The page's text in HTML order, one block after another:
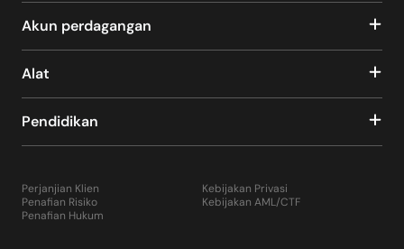
Akun perdagangan
Alat
Pendidikan
Perjanjian Klien
Penafian Risiko
Penafian Hukum
Kebijakan Privasi
Kebijakan AML/CTF